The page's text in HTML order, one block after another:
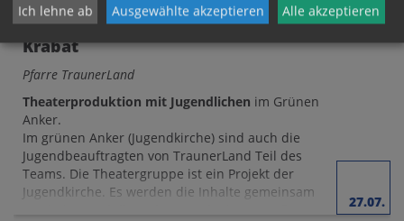
Krabat
Pfarre TraunerLand
Theaterproduktion mit Jugendlichen im Grünen
Anker.
Im grünen Anker (Jugendkirche) sind auch die
Jugendbeauftragten von TraunerLand Teil des
Teams. Die Theatergruppe ist ein Projekt der
Jugendkirche. Es werden die Inhalte gemeinsam
27.07.
Ich lehne ab Ausgewählte akzeptieren Alle akzeptieren